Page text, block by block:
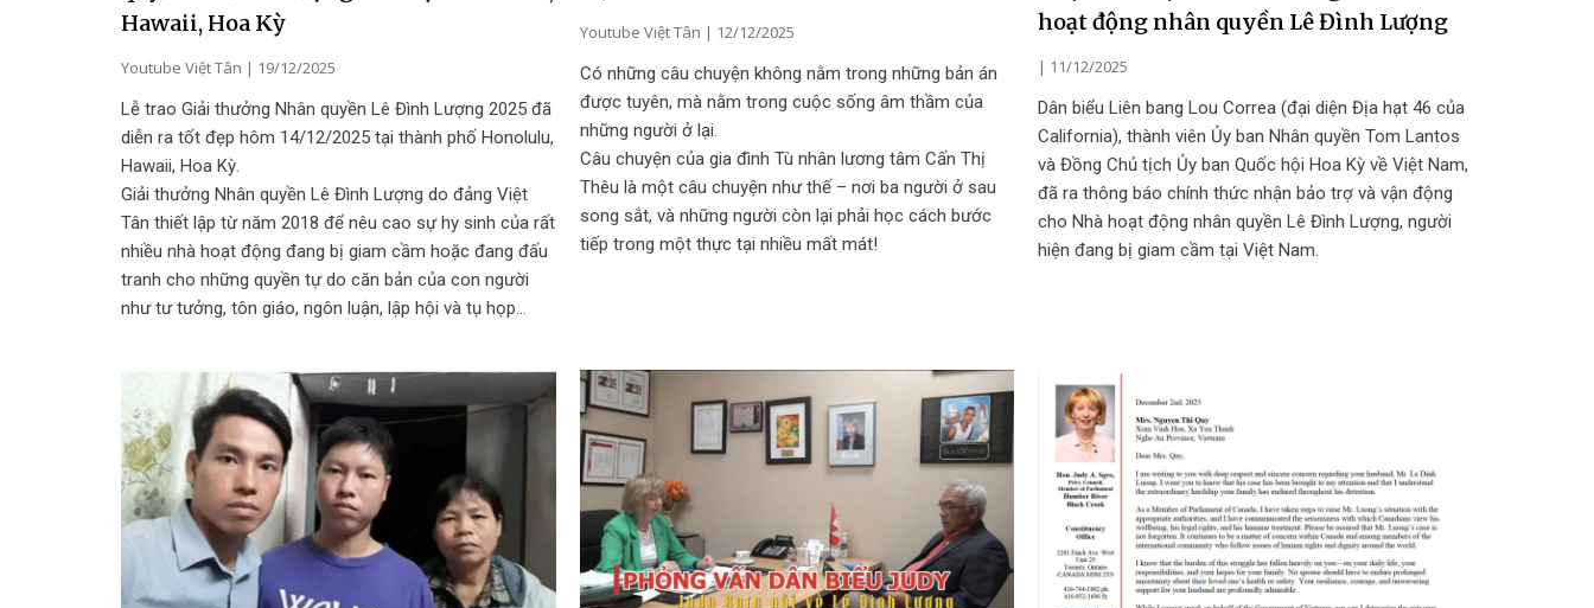
Hawaii, Hoa Kỳ
Youtube Việt Tân
19/12/2025
Lễ trao Giải thưởng Nhân quyền Lê Đình Lượng 2025 đã
diễn ra tốt đẹp hôm 14/12/2025 tại thành phố Honolulu,
Hawaii, Hoa Kỳ.
Giải thưởng Nhân quyền Lê Đình Lượng do đảng Việt
Tân thiết lập từ năm 2018 để nêu cao sự hy sinh của rất
nhiều nhà hoạt động đang bị giam cầm hoặc đang đấu
tranh cho những quyền tự do căn bản của con người
như tư tưởng, tôn giáo, ngôn luận, lập hội và tụ họp…
Youtube Việt Tân
12/12/2025
Có những câu chuyện không nằm trong những bản án
được tuyên, mà nằm trong cuộc sống âm thầm của
những người ở lại.
Câu chuyện của gia đình Tù nhân lương tâm Cấn Thị
Thêu là một câu chuyện như thế – nơi ba người ở sau
song sắt, và những người còn lại phải học cách bước
tiếp trong một thực tại nhiều mất mát!
hoạt động nhân quyền Lê Đình Lượng
11/12/2025
Dân biểu Liên bang Lou Correa (đại diện Địa hạt 46 của
California), thành viên Ủy ban Nhân quyền Tom Lantos
và Đồng Chủ tịch Ủy ban Quốc hội Hoa Kỳ về Việt Nam,
đã ra thông báo chính thức nhận bảo trợ và vận động
cho Nhà hoạt động nhân quyền Lê Đình Lượng, người
hiện đang bị giam cầm tại Việt Nam.